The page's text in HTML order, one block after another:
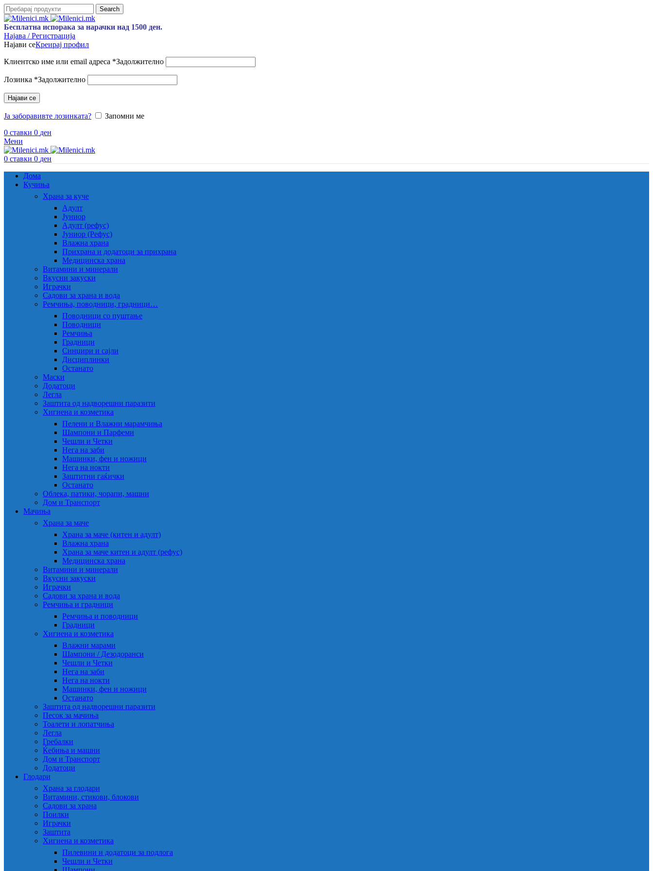
Search
Бесплатна испорака за нарачки над 1500 ден.
Најава / Регистрација
Најави сеКреирај профил
Клиентско име или email адреса *Задолжително
Лозинка *Задолжително
Најави се
Ја заборавивте лозинката?
Запомни ме
0 ставки 0 ден
Мени
0 ставки 0 ден
Дома
Кучиња
Храна за куче
Адулт
Јуниор
Адулт (рефус)
Јуниор (Рефус)
Влажна храна
Прихрана и додатоци за прихрана
Медицинска храна
Витамини и минерали
Вкусни закуски
Играчки
Садови за храна и вода
Ремчиња, поводници, градници…
Поводници со пуштање
Поводници
Ремчиња
Градници
Синџири и сајли
Дисциплинки
Останато
Маски
Додатоци
Легла
Заштита од надворешни паразити
Хигиена и козметика
Пелени и Влажни марамчиња
Шампони и Парфеми
Чешли и Четки
Нега на заби
Машинки, фен и ножици
Нега на нокти
Заштитни гаќички
Останато
Облека, патики, чорапи, машни
Дом и Транспорт
Мачиња
Храна за маче
Храна за маче (китен и адулт)
Влажна храна
Храна за маче китен и адулт (рефус)
Медицинска храна
Витамини и минерали
Вкусни закуски
Играчки
Садови за храна и вода
Ремчиња и градници
Ремчиња и поводници
Градници
Хигиена и козметика
Влажни марами
Шампони / Дезодоранси
Чешли и Четки
Нега на заби
Нега на нокти
Машинки, фен и ножици
Останато
Заштита од надворешни паразити
Песок за мачиња
Тоалети и лопатчиња
Легла
Гребалки
Ќебиња и машни
Дом и Транспорт
Додатоци
Глодари
Храна за глодари
Витамини, стикови, блокови
Садови за храна
Поилки
Играчки
Заштита
Хигиена и козметика
Пилевини и додатоци за подлога
Чешли и Четки